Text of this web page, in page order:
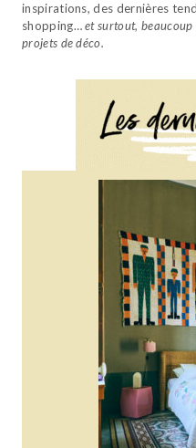
inspirations, des dernières
shopping…et surtout, beaucoup
projets de déco.